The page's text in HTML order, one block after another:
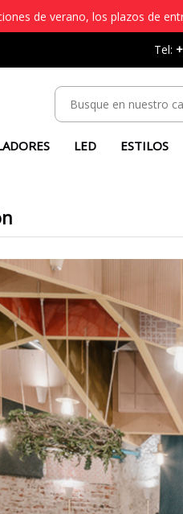
de verano, los plazos de
Tel:
LED ESTILOS